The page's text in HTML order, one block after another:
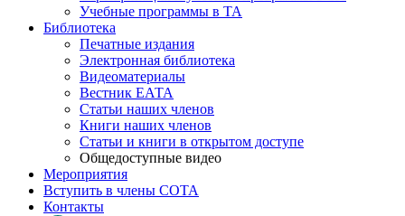
Учебные программы в ТА
Библиотека
Печатные издания
Электронная библиотека
Видеоматериалы
Вестник ЕАТА
Статьи наших членов
Книги наших членов
Статьи и книги в открытом доступе
Общедоступные видео
Мероприятия
Вступить в члены СОТА
Контакты